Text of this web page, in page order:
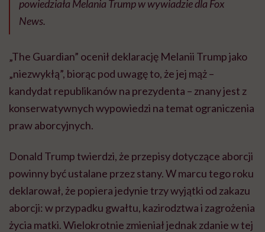
powiedziała Melania Trump w wywiadzie dla Fox
News.
„The Guardian” ocenił deklarację Melanii Trump jako
„niezwykłą”, biorąc pod uwagę to, że jej mąż –
kandydat republikanów na prezydenta – znany jest z
konserwatywnych wypowiedzi na temat ograniczenia
praw aborcyjnych.
Donald Trump twierdzi, że przepisy dotyczące aborcji
powinny być ustalane przez stany. W marcu tego roku
deklarował, że popiera jedynie trzy wyjątki od zakazu
aborcji: w przypadku gwałtu, kazirodztwa i zagrożenia
życia matki. Wielokrotnie zmieniał jednak zdanie w tej